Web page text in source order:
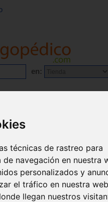
técnicas de rastreo para
navegación en nuestra
personalizados y
el tráfico en nuestra
llegan nuestros
en: